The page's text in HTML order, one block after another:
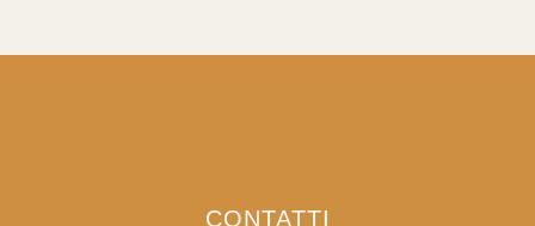
CONTATTI